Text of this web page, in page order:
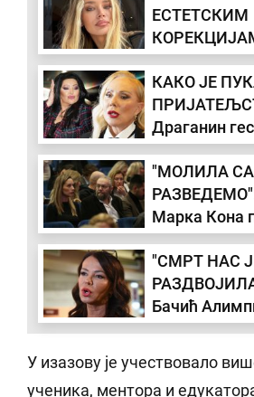
ЕСТЕТСКИМ
"Изгледала
ме пчеле
КАКО ЈЕ
Драганин
променио,
могла да јој
"МОЛИЛА
Марка Кона
пакао -
ми узме
"СМРТ НАС
Бачић
велику
изгубила
У изазову је учествовало
ученика, ментора и